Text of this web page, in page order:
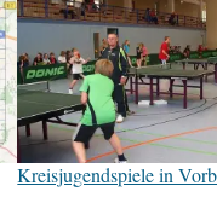
Kreisjugendspiele in